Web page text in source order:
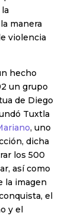
manera
violencia
hecho
un grupo
de Diego
Tuxtla
, uno
dicha
los 500
así como
la imagen
el
y el